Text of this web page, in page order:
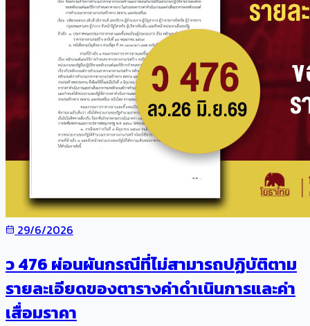
29/6/2026
ว 476 ผ่อนผันกรณีที่ไม่สามารถปฏิบัติตาม
รายละเอียดของตารางค่าดำเนินการและค่า
เสื่อมราคา